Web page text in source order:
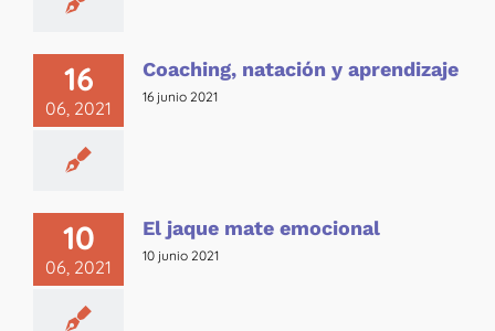
16
06, 2021
Coaching, natación y aprendizaje
16 junio 2021
10
06, 2021
El jaque mate emocional
10 junio 2021